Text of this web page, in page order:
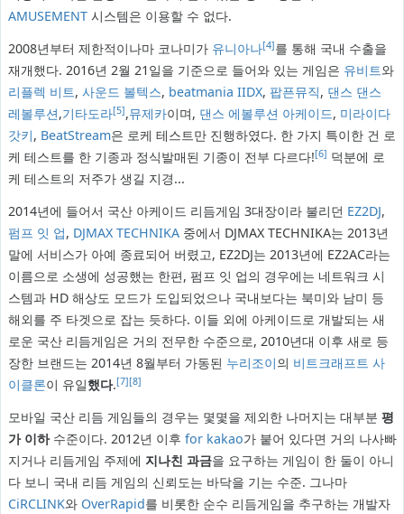
AMUSEMENT시스템은 이용할 수 없다.
2008년부터 제한적이나마 코나미가 유니아나[4]를 통해 국내 수출을
재개했다. 2016년 2월 21일을 기준으로 들어와 있는 게임은 유비트와
리플렉 비트, 사운드 볼텍스, beatmania IIDX, 팝픈뮤직, 댄스 댄스
레볼루션,기타도라[5],뮤제카이며, 댄스 에볼루션 아케이드, 미라이다
갓키, BeatStream은 로케 테스트만 진행하였다. 한 가지 특이한 건 로
케 테스트를 한 기종과 정식발매된 기종이 전부 다르다![6] 덕분에 로
케 테스트의 저주가 생길 지경...
2014년에 들어서 국산 아케이드 리듬게임 3대장이라 불리던 EZ2DJ,
펌프 잇 업, DJMAX TECHNIKA중에서 DJMAX TECHNIKA는 2013년
말에 서비스가 아예 종료되어 버렸고, EZ2DJ는 2013년에 EZ2AC라는
이름으로 소생에 성공했는 한편, 펌프 잇 업의 경우에는 네트워크 시
스템과 HD 해상도 모드가 도입되었으나 국내보다는 북미와 남미 등
해외를 주 타겟으로 잡는 듯하다. 이들 외에 아케이드로 개발되는 새
로운 국산 리듬게임은 거의 전무한 수준으로, 2010년대 이후 새로 등
장한 브랜드는 2014년 8월부터 가동된 누리조이의 비트크래프트 사
이클론이 유일했다.[7][8]
모바일 국산 리듬 게임들의 경우는 몇몇을 제외한 나머지는 대부분 평
가 이하수준이다. 2012년 이후 for kakao가 붙어 있다면 거의 나사빠
지거나 리듬게임 주제에 지나친 과금을 요구하는 게임이 한 둘이 아니
다 보니 국내 리듬 게임의 신뢰도는 바닥을 기는 수준. 그나마
CiRCLINK와 OverRapid를 비롯한 순수 리듬게임을 추구하는 개발자